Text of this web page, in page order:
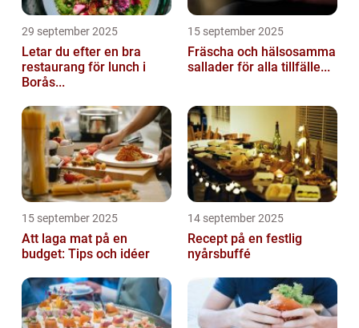
29 september 2025
Letar du efter en bra
restaurang för lunch i
Borås...
15 september 2025
Fräscha och hälsosamma
sallader för alla tillfälle...
15 september 2025
Att laga mat på en
budget: Tips och idéer
14 september 2025
Recept på en festlig
nyårsbuffé